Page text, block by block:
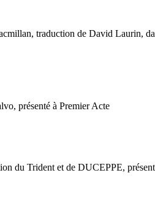
traduction de David Laurin,
présenté à Premier Acte
du Trident et de DUCEPPE,